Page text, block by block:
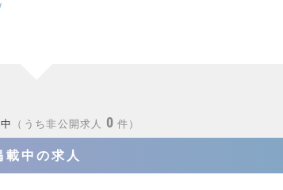
うち非公開求人 0 件
載中の求人